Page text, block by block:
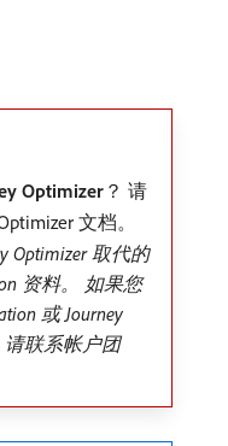
Optimizer ？ 请
文档。
Optimizer 取代的
资料。 如果您
或 Journey
请联系帐户团